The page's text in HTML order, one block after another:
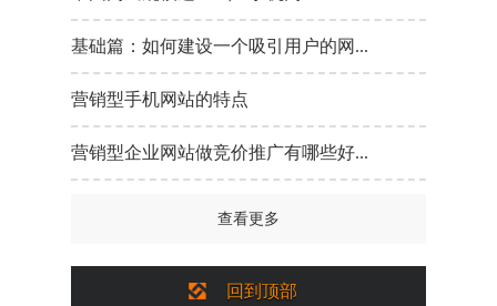
基础篇：如何建设一个吸引用户的网...
营销型手机网站的特点
营销型企业网站做竞价推广有哪些好...
查看更多
回到顶部